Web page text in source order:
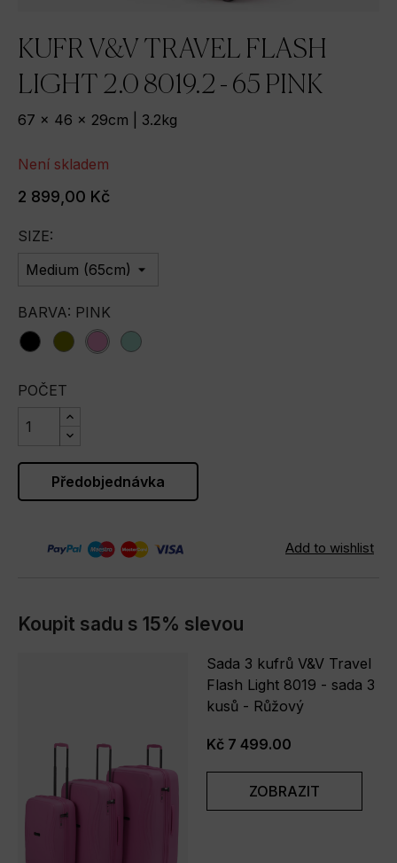
KUFR V&V TRAVEL FLASH
LIGHT 2.0 8019.2 - 65 PINK
67 x 46 x 29cm | 3.2kg
Není skladem
2 899,00 Kč
SIZE:
BARVA: PINK
blackolive pink tiffany
POČET
Předobjednávka
Koupit sadu s 15% slevou
Sada 3 kufrů V&V Travel
Flash Light 8019 - sada 3
kusů - Růžový
Kč 7 499.00
ZOBRAZIT